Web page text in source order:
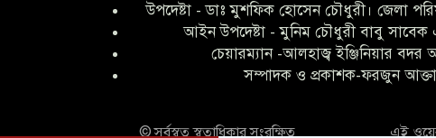
উপদেষ্টা - ডাঃ মুশফিক হোসেন চৌধুরী। জেলা
আইন উপদেষ্টা - মুনিম চৌধুরী বাবু সাবেক
চেয়ারম্যান -আলহাজ্ব ইঞ্জিনিয়ার বদর
সম্পাদক ও প্রকাশক-ফরজুন
© সর্বস্বত্ব স্বত্বাধিকার সংরক্ষিত এই